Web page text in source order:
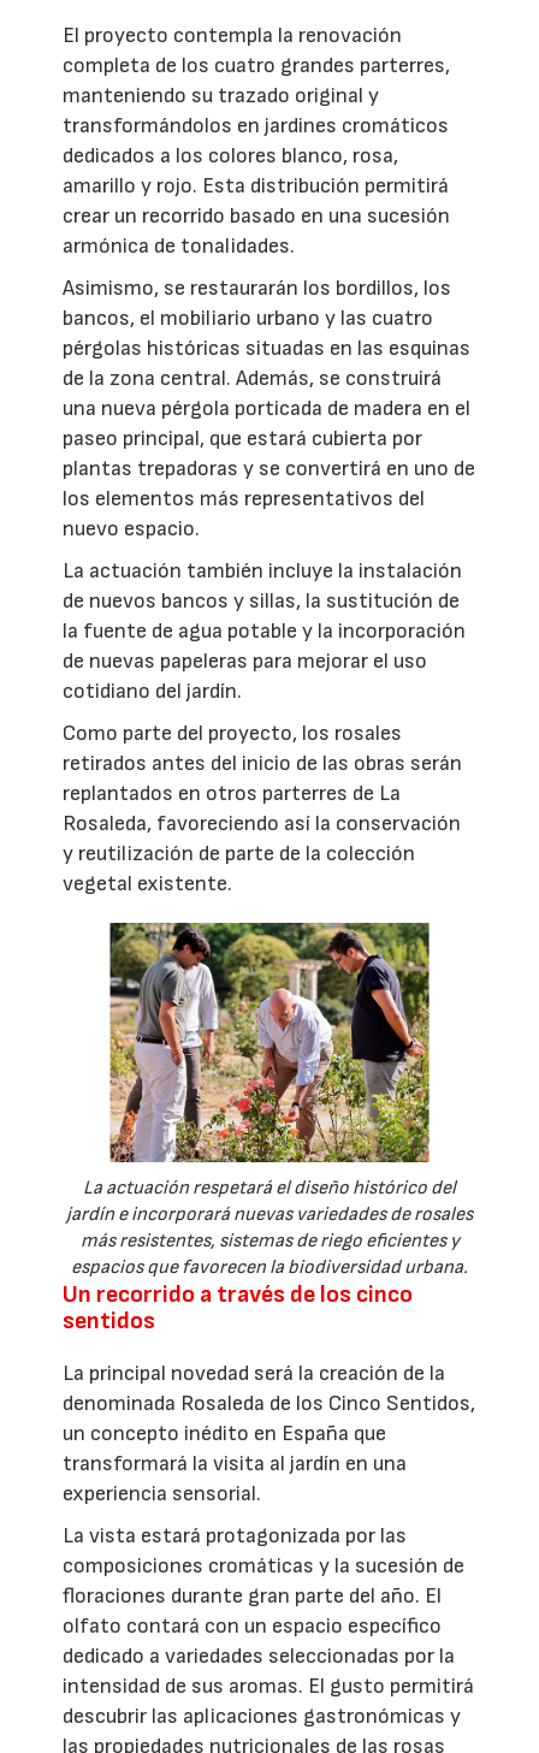
El proyecto contempla la renovación
completa de los cuatro grandes parterres,
manteniendo su trazado original y
transformándolos en jardines cromáticos
dedicados a los colores blanco, rosa,
amarillo y rojo. Esta distribución permitirá
crear un recorrido basado en una sucesión
armónica de tonalidades.
Asimismo, se restaurarán los bordillos, los
bancos, el mobiliario urbano y las cuatro
pérgolas históricas situadas en las esquinas
de la zona central. Además, se construirá
una nueva pérgola porticada de madera en el
paseo principal, que estará cubierta por
plantas trepadoras y se convertirá en uno de
los elementos más representativos del
nuevo espacio.
La actuación también incluye la instalación
de nuevos bancos y sillas, la sustitución de
la fuente de agua potable y la incorporación
de nuevas papeleras para mejorar el uso
cotidiano del jardín.
Como parte del proyecto, los rosales
retirados antes del inicio de las obras serán
replantados en otros parterres de La
Rosaleda, favoreciendo así la conservación
y reutilización de parte de la colección
vegetal existente.
La actuación respetará el diseño histórico del
jardín e incorporará nuevas variedades de rosales
más resistentes, sistemas de riego eficientes y
espacios que favorecen la biodiversidad urbana.
Un recorrido a través de los cinco
sentidos
La principal novedad será la creación de la
denominada Rosaleda de los Cinco Sentidos,
un concepto inédito en España que
transformará la visita al jardín en una
experiencia sensorial.
La vista estará protagonizada por las
composiciones cromáticas y la sucesión de
floraciones durante gran parte del año. El
olfato contará con un espacio específico
dedicado a variedades seleccionadas por la
intensidad de sus aromas. El gusto permitirá
descubrir las aplicaciones gastronómicas y
las propiedades nutricionales de las rosas